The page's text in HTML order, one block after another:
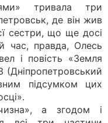
тривала три
де він жив
сестри, що ще досі
час, правда, Олесь
і повість «Земля
(Дніпропетровський
підсумком цих
а згодом і